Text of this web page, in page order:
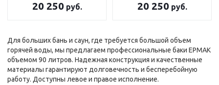
20 250руб. 20 250руб.
Для больших бань и саун, где требуется большой объем
горячей воды, мы предлагаем профессиональные баки ЕРМАК
объемом 90 литров. Надежная конструкция и качественные
материалы гарантируют долговечность и бесперебойную
работу. Доступны левое и правое исполнение.